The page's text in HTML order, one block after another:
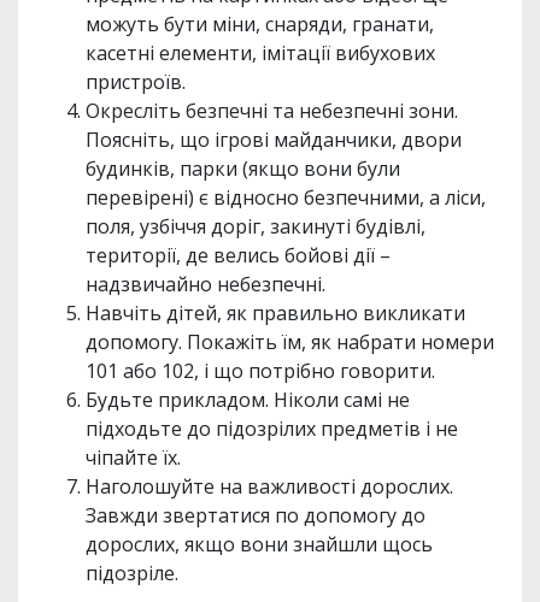
можуть бути міни, снаряди, гранати,
касетні елементи, імітації вибухових
пристроїв.
Окресліть безпечні та небезпечні зони.
Поясніть, що ігрові майданчики, двори
будинків, парки (якщо вони були
перевірені) є відносно безпечними, а ліси,
поля, узбіччя доріг, закинуті будівлі,
території, де велись бойові дії –
надзвичайно небезпечні.
Навчіть дітей, як правильно викликати
допомогу. Покажіть їм, як набрати номери
101 або 102, і що потрібно говорити.
Будьте прикладом. Ніколи самі не
підходьте до підозрілих предметів і не
чіпайте їх.
Наголошуйте на важливості дорослих.
Завжди звертатися по допомогу до
дорослих, якщо вони знайшли щось
підозріле.